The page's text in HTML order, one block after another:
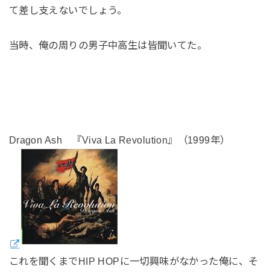
て差し支えないでしょう。
当時、俺の周りの男子中高生は皆聞いてた。
Dragon Ash 『Viva La Revolution』（1999年）
これを聞くまでHIP HOPに一切興味がなかった俺に、そ